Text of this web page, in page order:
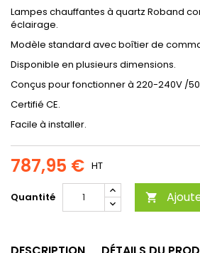
Lampes chauffantes à quartz Roband
éclairage.
Modèle standard avec boîtier de
Disponible en plusieurs dimensions.
Conçus pour fonctionner à 220-240V /
Certifié CE.
Facile à installer.
787,95 € HT
Quantité 